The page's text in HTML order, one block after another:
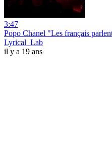
3:47
Popo Chanel "Les français
Lyrical_Lab
il y a 19 ans